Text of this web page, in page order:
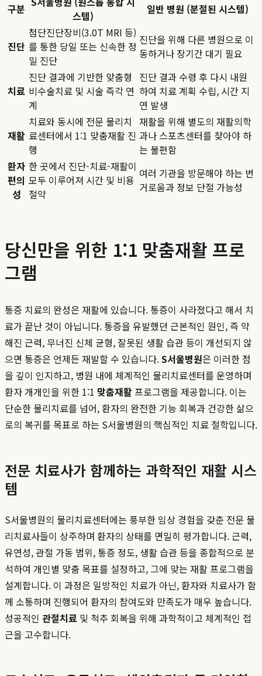
구분
스템)
일반 병원 (분절된 시스템)
진단
첨단진단장비(3.0T MRI 등)
를 통한 당일 또는 신속한 정
밀 진단
진단을 위해 다른 병원으로 이
동하거나 장기간 대기 필요
치료
진단 결과에 기반한 맞춤형
비수술치료 및 시술 즉각 연
계
진단 결과 수령 후 다시 내원
하여 치료 계획 수립, 시간 지
연 발생
재활
치료와 동시에 전문 물리치
료센터에서 1:1 맞춤재활 진
행
재활을 위해 별도의 재활의학
과나 스포츠센터를 찾아야 하
는 불편함
환자
편의
성
한 곳에서 진단-치료-재활이
모두 이루어져 시간 및 비용
절약
여러 기관을 방문해야 하는 번
거로움과 정보 단절 가능성
당신만을 위한 1:1 맞춤재활 프로
그램
통증 치료의 완성은 재활에 있습니다. 통증이 사라졌다고 해서 치
료가 끝난 것이 아닙니다. 통증을 유발했던 근본적인 원인, 즉 약
해진 근력, 무너진 신체 균형, 잘못된 생활 습관 등이 개선되지 않
으면 통증은 언제든 재발할 수 있습니다.S서울병원은 이러한 점
을 깊이 인지하고, 병원 내에 체계적인 물리치료센터를 운영하며
환자 개개인을 위한 1:1 맞춤재활프로그램을 제공합니다. 이는
단순한 물리치료를 넘어, 환자의 완전한 기능 회복과 건강한 삶으
로의 복귀를 목표로 하는 S서울병원의 핵심적인 치료 철학입니다.
전문 치료사가 함께하는 과학적인 재활 시스
템
S서울병원의 물리치료센터에는 풍부한 임상 경험을 갖춘 전문 물
리치료사들이 상주하며 환자의 상태를 면밀히 평가합니다. 근력,
유연성, 관절 가동 범위, 통증 정도, 생활 습관 등을 종합적으로 분
석하여 개인별 맞춤 목표를 설정하고, 그에 맞는 재활 프로그램을
설계합니다. 이 과정은 일방적인 치료가 아닌, 환자와 치료사가 함
께 소통하며 진행되어 환자의 참여도와 만족도가 매우 높습니다.
성공적인 관절치료 및 척추 회복을 위해 과학적이고 체계적인 접
근을 고수합니다.